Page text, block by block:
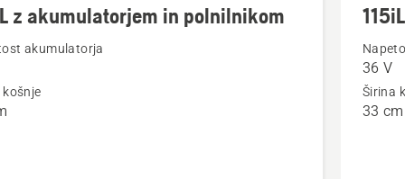
z akumulatorjem in polnilnikom
akumulatorja
košnje
več
115iL
36 V
Širina
33 cm